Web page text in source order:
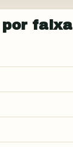
por faixa